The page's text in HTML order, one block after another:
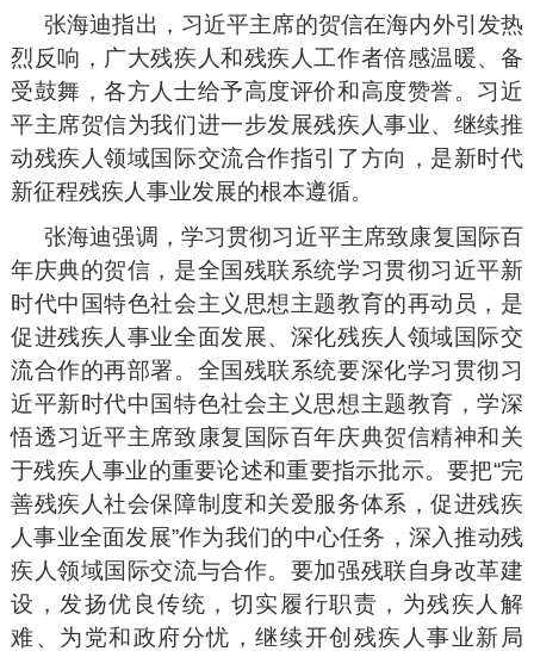
张海迪指出，习近平主席的贺信在海内外引发热
烈反响，广大残疾人和残疾人工作者倍感温暖、备
受鼓舞，各方人士给予高度评价和高度赞誉。习近
平主席贺信为我们进一步发展残疾人事业、继续推
动残疾人领域国际交流合作指引了方向，是新时代
新征程残疾人事业发展的根本遵循。
张海迪强调，学习贯彻习近平主席致康复国际百
年庆典的贺信，是全国残联系统学习贯彻习近平新
时代中国特色社会主义思想主题教育的再动员，是
促进残疾人事业全面发展、深化残疾人领域国际交
流合作的再部署。全国残联系统要深化学习贯彻习
近平新时代中国特色社会主义思想主题教育，学深
悟透习近平主席致康复国际百年庆典贺信精神和关
于残疾人事业的重要论述和重要指示批示。要把“完
善残疾人社会保障制度和关爱服务体系，促进残疾
人事业全面发展”作为我们的中心任务，深入推动残
疾人领域国际交流与合作。要加强残联自身改革建
设，发扬优良传统，切实履行职责，为残疾人解
难、为党和政府分忧，继续开创残疾人事业新局